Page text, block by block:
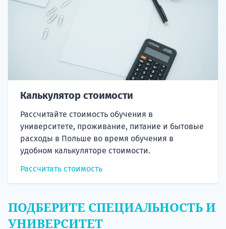
Калькулятор стоимости
Рассчитайте стоимость обучения в
университете, проживание, питание и бытовые
расходы в Польше во время обучения в
удобном калькуляторе стоимости.
Рассчитать стоимость
ПОДБЕРИТЕ СПЕЦИАЛЬНОСТЬ И
УНИВЕРСИТЕТ